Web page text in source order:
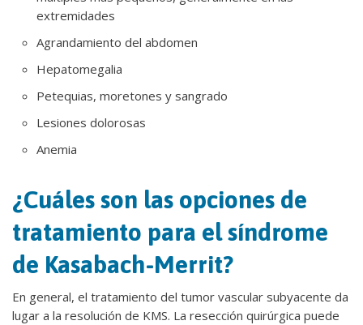
extremidades
Agrandamiento del abdomen
Hepatomegalia
Petequias, moretones y sangrado
Lesiones dolorosas
Anemia
¿Cuáles son las opciones de
tratamiento para el síndrome
de Kasabach-Merrit?
En general, el tratamiento del tumor vascular subyacente da
lugar a la resolución de KMS. La resección quirúrgica puede